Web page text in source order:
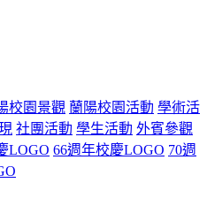
校園景觀 蘭陽校園活動 學術活
社團活動 學生活動 外賓參觀
LOGO 66週年校慶LOGO 70週